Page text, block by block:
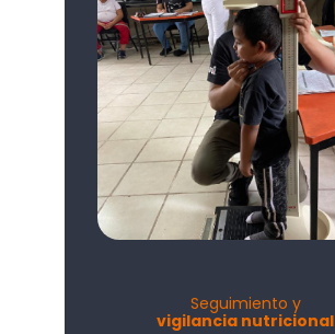
Seguimiento y
vigilancia nutricional